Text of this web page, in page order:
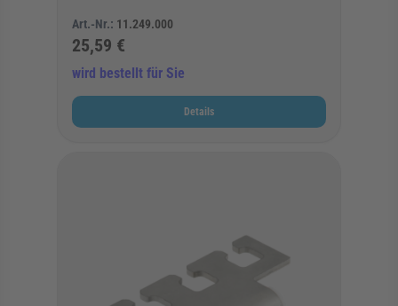
Art.-Nr.: 11.249.000
25,59 €
wird bestellt für Sie
Details